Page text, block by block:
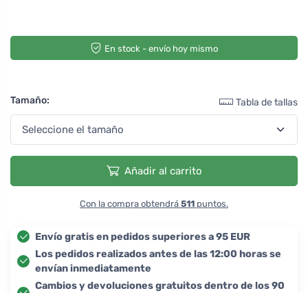
En stock - envío hoy mismo
Tamaño: Tabla de tallas
Añadir al carrito
Con la compra obtendrá 511 puntos.
Envío gratis en pedidos superiores a 95 EUR
Los pedidos realizados antes de las 12:00 horas se
envían inmediatamente
Cambios y devoluciones gratuitos dentro de los 90